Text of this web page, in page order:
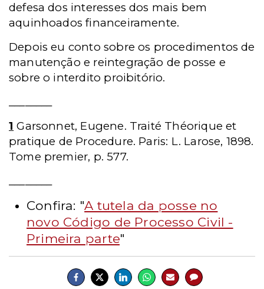
defesa dos interesses dos mais bem
aquinhoados financeiramente.
Depois eu conto sobre os procedimentos de
manutenção e reintegração de posse e
sobre o interdito proibitório.
1 Garsonnet, Eugene. Traité Théorique et
pratique de Procedure. Paris: L. Larose, 1898.
Tome premier, p. 577.
Confira: "A tutela da posse no
novo Código de Processo Civil -
Primeira parte"